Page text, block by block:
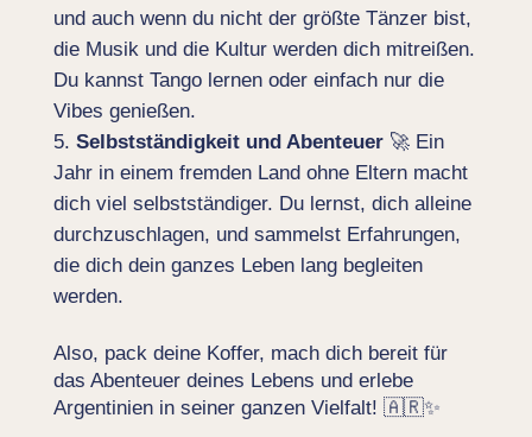
und auch wenn du nicht der größte Tänzer bist,
die Musik und die Kultur werden dich mitreißen.
Du kannst Tango lernen oder einfach nur die
Vibes genießen.
Selbstständigkeit und Abenteuer🚀 Ein
Jahr in einem fremden Land ohne Eltern macht
dich viel selbstständiger. Du lernst, dich alleine
durchzuschlagen, und sammelst Erfahrungen,
die dich dein ganzes Leben lang begleiten
werden.
Also, pack deine Koffer, mach dich bereit für
das Abenteuer deines Lebens und erlebe
Argentinien in seiner ganzen Vielfalt! 🇦🇷✨